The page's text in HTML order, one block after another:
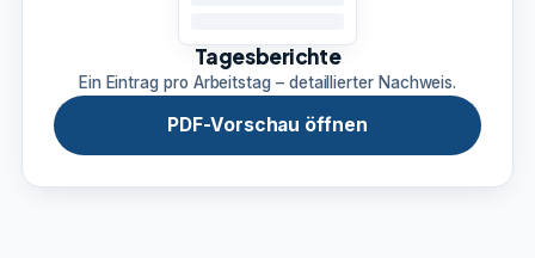
Tagesberichte
Ein Eintrag pro Arbeitstag – detaillierter Nachweis.
PDF-Vorschau öffnen